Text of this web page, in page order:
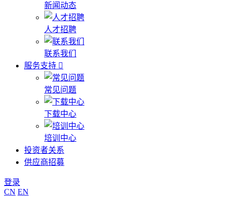
新闻动态
人才招聘
联系我们
服务支持
常见问题
下载中心
培训中心
投资者关系
供应商招募
登录
CN EN